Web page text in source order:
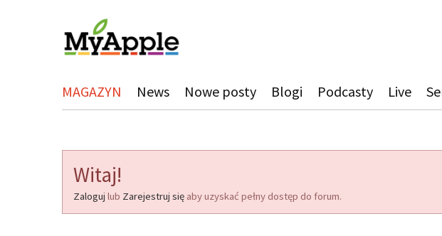
MAGAZYN News Nowe posty Blogi Podcasty Live
Witaj!
Zaloguj lub Zarejestruj się aby uzyskać pełny dostęp do forum.